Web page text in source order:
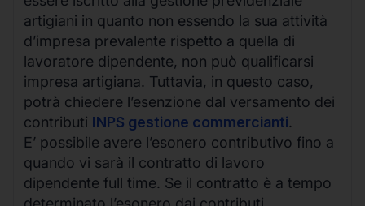
artigiani in quanto non essendo la sua attività
d’impresa prevalente rispetto a quella di
lavoratore dipendente, non può qualificarsi
impresa artigiana. Tuttavia, in questo caso,
potrà chiedere l’esenzione dal versamento dei
contributi INPS gestione commercianti.
E’ possibile avere l’esonero contributivo fino a
quando vi sarà il contratto di lavoro
dipendente full time. Se il contratto è a tempo